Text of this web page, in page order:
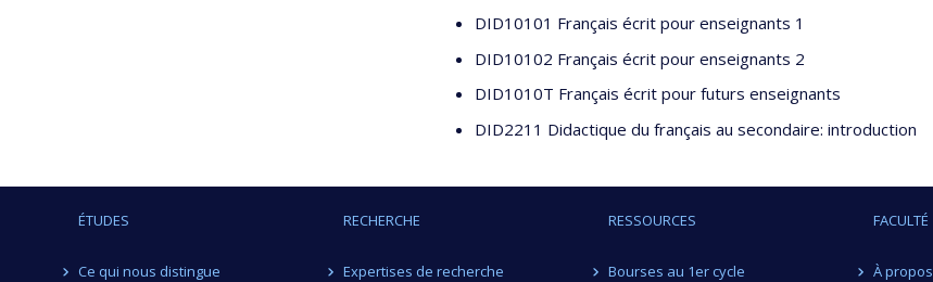
DID10101 Français écrit pour enseignants 1
DID10102 Français écrit pour enseignants 2
DID1010T Français écrit pour futurs enseignants
DID2211 Didactique du français au secondaire: introduction
ÉTUDES
Ce qui nous distingue
RECHERCHE
Expertises de recherche
RESSOURCES
Bourses au 1er cycle
FACULTÉ
À propos